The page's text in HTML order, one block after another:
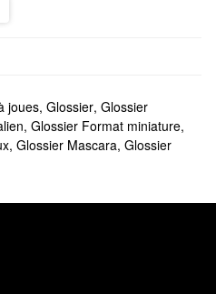
joues, Glossier, Glossier
, Glossier Format miniature,
, Glossier Mascara, Glossier